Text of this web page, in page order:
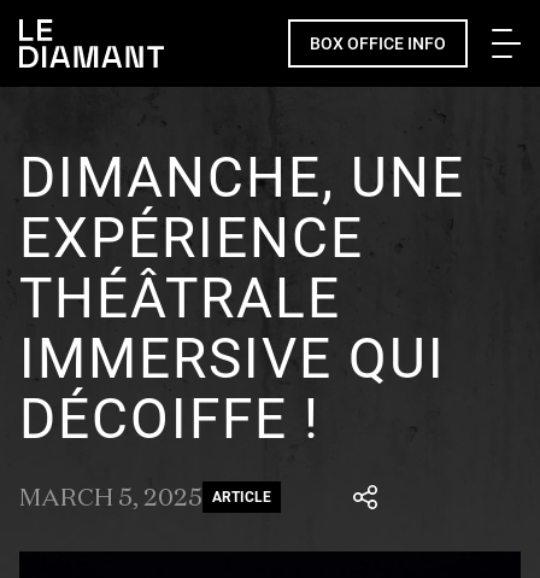
BOX OFFICE INFO
DIMANCHE, UNE
EXPÉRIENCE
THÉÂTRALE
IMMERSIVE QUI
DÉCOIFFE !
MARCH 5, 2025 ARTICLE